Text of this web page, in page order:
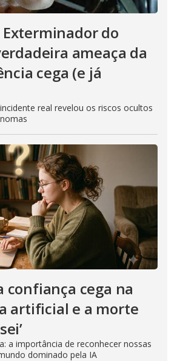
Exterminador do
ameaça da
cega (e já
real revelou os riscos ocultos
confiança cega na
artificial e a morte
a importância de reconhecer nossas
dominado pela IA